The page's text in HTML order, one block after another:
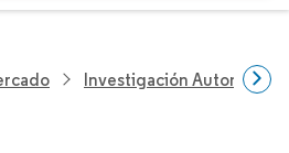
Investigación Automotriz